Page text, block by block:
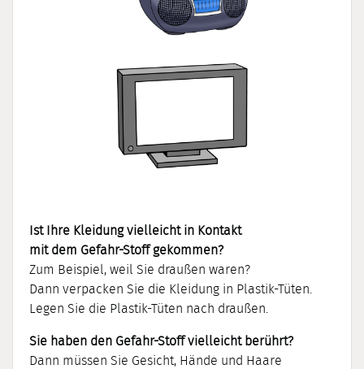
Ist Ihre Kleidung vielleicht in Kontakt
mit dem Gefahr-Stoff gekommen?
Zum Beispiel, weil Sie draußen waren?
Dann verpacken Sie die Kleidung in Plastik-Tüten.
Legen Sie die Plastik-Tüten nach draußen.
Sie haben den Gefahr-Stoff vielleicht berührt?
Dann müssen Sie Gesicht, Hände und Haare